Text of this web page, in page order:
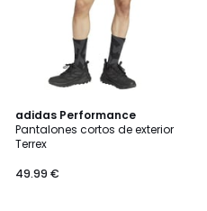
adidas Performance
Pantalones cortos de exterior
Terrex
49.99 €
4,6
/ 5